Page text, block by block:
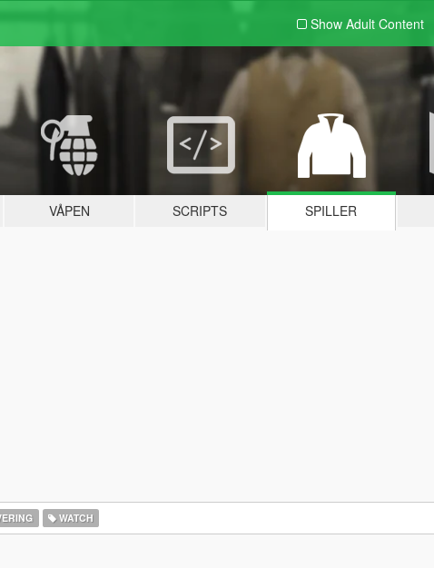
Show Adult Content
VÅPEN SCRIPTS SPILLER
WATCH